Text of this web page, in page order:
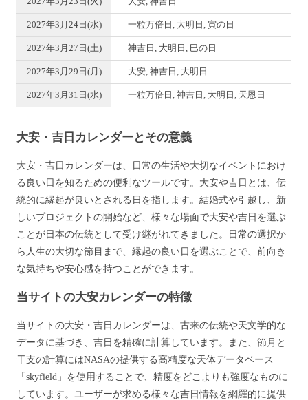
2027年3月24日(水) 一粒万倍日, 大明日, 寅の日
2027年3月27日(土) 神吉日, 大明日, 巳の日
2027年3月29日(月) 大安, 神吉日, 大明日
2027年3月31日(水) 一粒万倍日, 神吉日, 大明日, 天恩日
大安・吉日カレンダーとその意義
大安・吉日カレンダーは、日常の生活や大切なイベントにおけ
る良い日を知るための便利なツールです。大安や吉日とは、伝
統的に縁起が良いとされる日を指します。結婚式や引越し、新
しいプロジェクトの開始など、様々な場面で大安や吉日を選ぶ
ことが日本の伝統として受け継がれてきました。日常の選択か
ら人生の大切な節目まで、縁起の良い日を選ぶことで、前向き
な気持ちや安心感を持つことができます。
当サイトの大安カレンダーの特徴
当サイトの大安・吉日カレンダーは、古来の伝統や天文学的な
データに基づき、吉日を精確に計算しています。また、節月と
干支の計算にはNASAの提供する高精度な天体データベース
「skyfield」を使用することで、精度をどこよりも強度なものに
しています。ユーザーが求める様々な吉日情報を網羅的に提供